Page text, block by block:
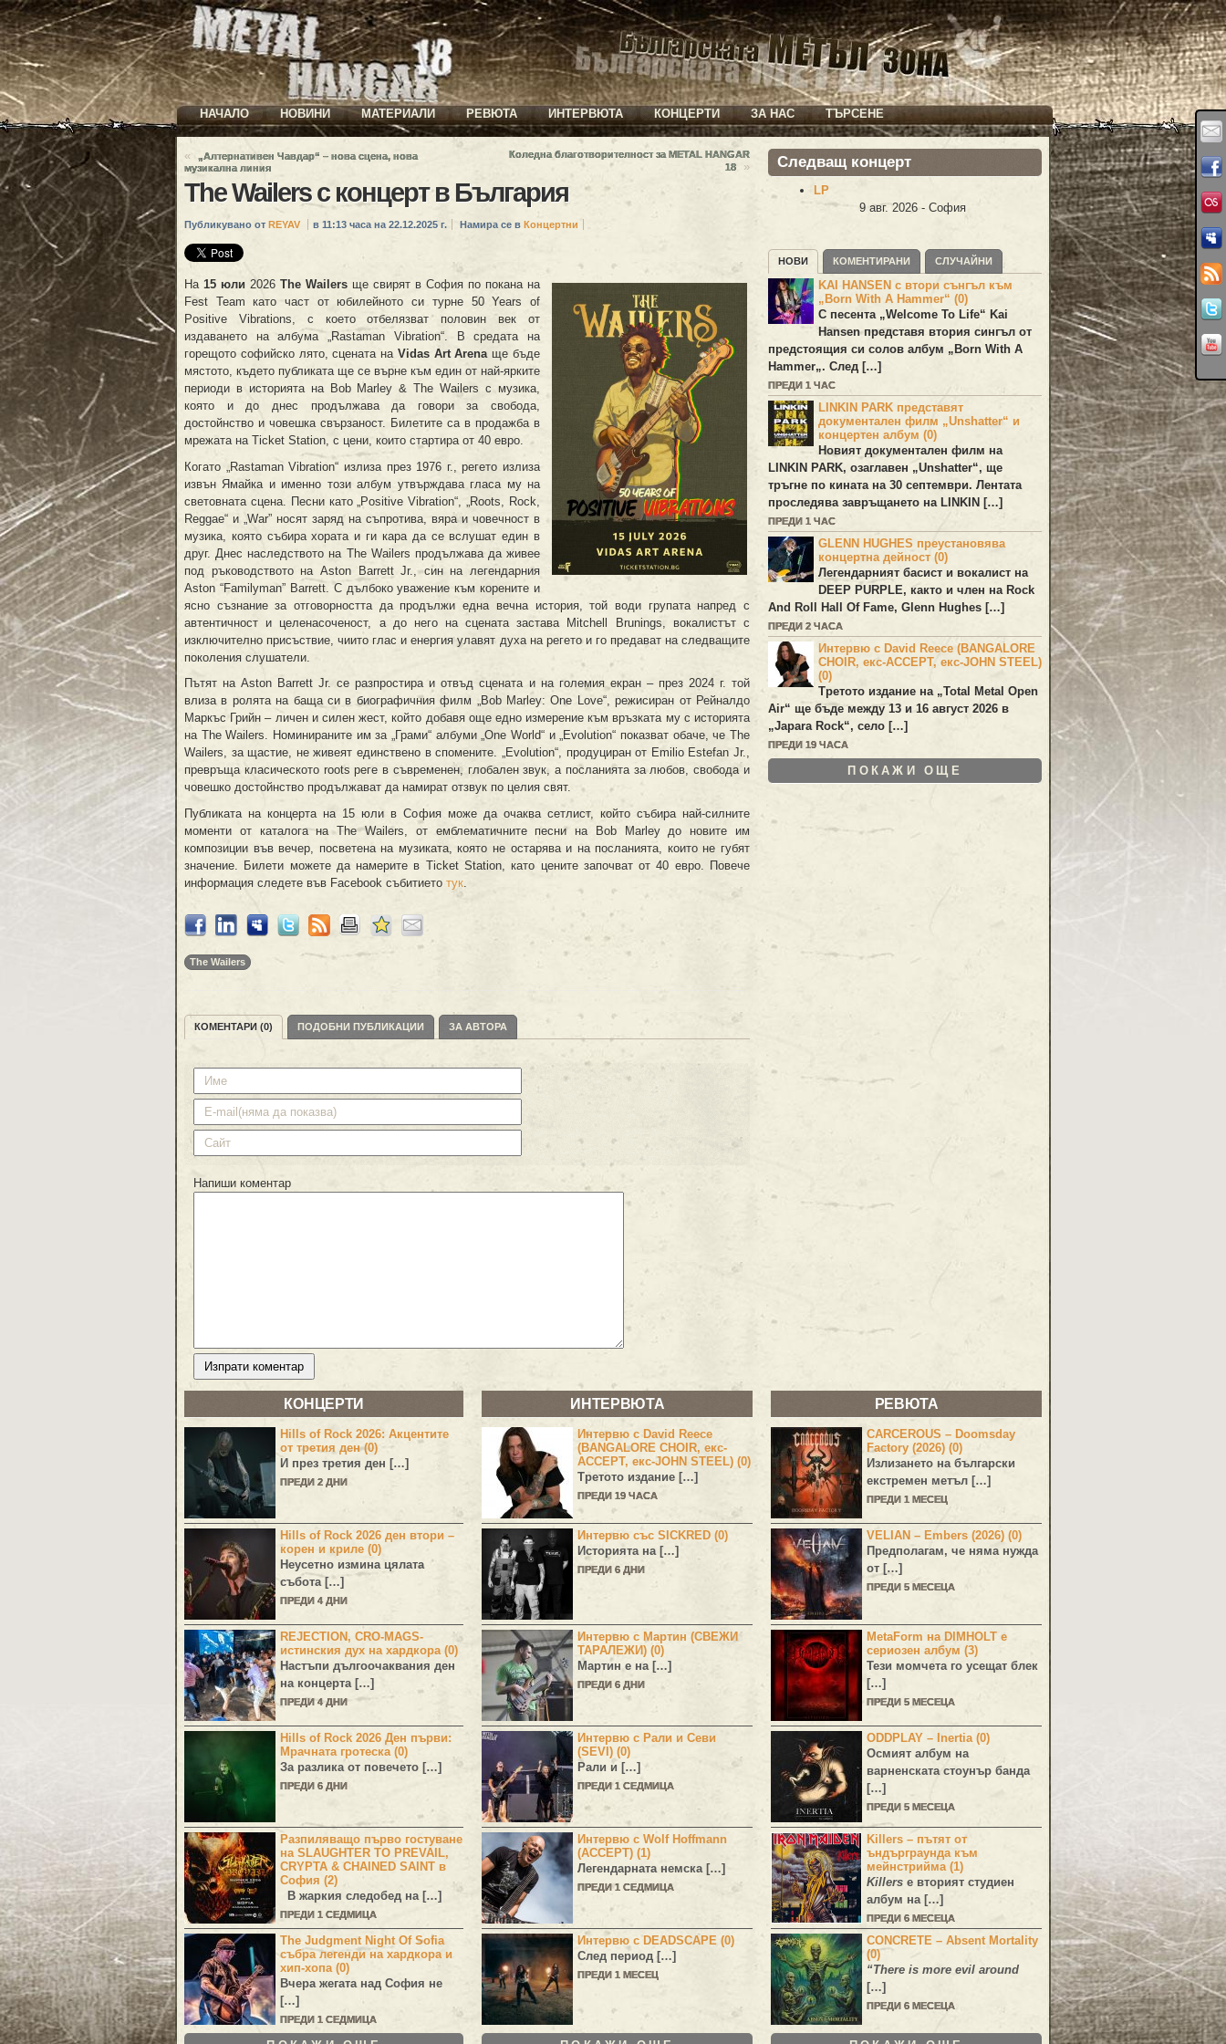
НАЧАЛО НОВИНИ МАТЕРИАЛИ РЕВЮТА ИНТЕРВЮТА КОНЦЕРТИ ЗА НАС ТЪРСЕНЕ
«
„Алтернативен Чавдар“ – нова сцена, нова
музикална линия
Коледна благотворителност за METAL HANGAR
18
»
The Wailers с концерт в България
Публикувано от REYAV в 11:13 часа на 22.12.2025 г. Намира се в Концертни
На 15 юли 2026 The Wailers ще свирят в София по покана на
Fest Team като част от юбилейното си турне 50 Years of
Positive Vibrations, с което отбелязват половин век от
издаването на албума „Rastaman Vibration“. В средата на
горещото софийско лято, сцената на Vidas Art Arena ще бъде
мястото, където публиката ще се върне към един от най-ярките
периоди в историята на Bob Marley & The Wailers с музика,
която и до днес продължава да говори за свобода,
достойнство и човешка свързаност. Билетите са в продажба в
мрежата на Ticket Station, с цени, които стартира от 40 евро.
Когато „Rastaman Vibration“ излиза през 1976 г., регето излиза
извън Ямайка и именно този албум утвърждава гласа му на
световната сцена. Песни като „Positive Vibration“, „Roots, Rock,
Reggae“ и „War” носят заряд на съпротива, вяра и човечност в
музика, която събира хората и ги кара да се вслушат един в
друг. Днес наследството на The Wailers продължава да живее
под ръководството на Aston Barrett Jr., син на легендарния
Aston “Familyman” Barrett. С дълбоко уважение към корените и
ясно съзнание за отговорността да продължи една вечна история, той води групата напред с
автентичност и целенасоченост, а до него на сцената застава Mitchell Brunings, вокалистът с
изключително присъствие, чиито глас и енергия улавят духа на регето и го предават на следващите
поколения слушатели.
Пътят на Aston Barrett Jr. се разпростира и отвъд сцената и на големия екран – през 2024 г. той
влиза в ролята на баща си в биографичния филм „Bob Marley: One Love“, режисиран от Рейналдо
Маркъс Грийн – личен и силен жест, който добавя още едно измерение към връзката му с историята
на The Wailers. Номинираните им за „Грами“ албуми „One World“ и „Evolution“ показват обаче, че The
Wailers, за щастие, не живеят единствено в спомените. „Evolution“, продуциран от Emilio Estefan Jr.,
превръща класическото roots реге в съвременен, глобален звук, а посланията за любов, свобода и
човешко достойнство продължават да намират отзвук по целия свят.
Публиката на концерта на 15 юли в София може да очаква сетлист, който събира най-силните
моменти от каталога на The Wailers, от емблематичните песни на Bob Marley до новите им
композиции във вечер, посветена на музиката, която не остарява и на посланията, които не губят
значение. Билети можете да намерите в Ticket Station, като цените започват от 40 евро. Повече
информация следете във Facebook събитието тук.
The Wailers
КОМЕНТАРИ (0) ПОДОБНИ ПУБЛИКАЦИИ ЗА АВТОРА
Напиши коментар
Следващ концерт
LP
9 авг. 2026 - София
НОВИ КОМЕНТИРАНИ СЛУЧАЙНИ
KAI HANSEN с втори сънгъл към
„Born With A Hammer“ (0)
С песента „Welcome To Life“ Kai
Hansenпредставя втория сингъл от
предстоящия си солов албум „ Born With A
Hammer„. След […]
ПРЕДИ 1 ЧАС
LINKIN PARK представят
документален филм „Unshatter“ и
концертен албум (0)
Новият документален филм на
LINKIN PARK, озаглавен „Unshatter“, ще
тръгне по кината на 30 септември. Лентата
проследява завръщането наLINKIN […]
ПРЕДИ 1 ЧАС
GLENN HUGHES преустановява
концертна дейност (0)
Легендарният басист и вокалист на
DEEP PURPLE, както и член на Rock
And Roll Hall Of Fame, Glenn Hughes […]
ПРЕДИ 2 ЧАСА
Интервю с David Reece (BANGALORE
CHOIR, екс-ACCEPT, екс-JOHN STEEL)
(0)
Третото издание на „Total Metal Open
Air“ ще бъде между 13 и 16 август 2026 в
„Japara Rock“, село […]
ПРЕДИ 19 ЧАСА
ПОКАЖИ ОЩЕ
КОНЦЕРТИ
Hills of Rock 2026: Акцентите
от третия ден (0)
И през третия ден […]
ПРЕДИ 2 ДНИ
Hills of Rock 2026 ден втори –
корен и криле (0)
Неусетно измина цялата
събота […]
ПРЕДИ 4 ДНИ
REJECTION, CRO-MAGS-
истинския дух на хардкора (0)
Настъпи дългоочаквания ден
на концерта […]
ПРЕДИ 4 ДНИ
Hills of Rock 2026 Ден първи:
Мрачната гротеска (0)
За разлика от повечето […]
ПРЕДИ 6 ДНИ
Разпиляващо първо гостуване
на SLAUGHTER TO PREVAIL,
CRYPTA & CHAINED SAINT в
София (2)
В жаркия следобед на […]
ПРЕДИ 1 СЕДМИЦА
The Judgment Night Of Sofia
събра легенди на хардкора и
хип-хопа (0)
Вчера жегата над София не
[…]
ПРЕДИ 1 СЕДМИЦА
ИНТЕРВЮТА
Интервю с David Reece
(BANGALORE CHOIR, екс-
ACCEPT, екс-JOHN STEEL) (0)
Третото издание […]
ПРЕДИ 19 ЧАСА
Интервю със SICKRED (0)
Историята на […]
ПРЕДИ 6 ДНИ
Интервю с Мартин (СВЕЖИ
ТАРАЛЕЖИ) (0)
Мартин е на […]
ПРЕДИ 6 ДНИ
Интервю с Рали и Севи
(SEVI) (0)
Рали и […]
ПРЕДИ 1 СЕДМИЦА
Интервю с Wolf Hoffmann
(ACCEPT) (1)
Легендарната немска […]
ПРЕДИ 1 СЕДМИЦА
Интервю с DEADSCAPE (0)
След период […]
ПРЕДИ 1 МЕСЕЦ
РЕВЮТА
CARCEROUS – Doomsday
Factory (2026) (0)
Излизането на български
екстремен метъл […]
ПРЕДИ 1 МЕСЕЦ
VELIAN – Embers (2026) (0)
Предполагам, че няма нужда
от […]
ПРЕДИ 5 МЕСЕЦА
MetaForm на DIMHOLT е
сериозен албум (3)
Тези момчета го усещат блек
[…]
ПРЕДИ 5 МЕСЕЦА
ODDPLAY – Inertia (0)
Осмият албум на
варненската стоунър банда
[…]
ПРЕДИ 5 МЕСЕЦА
Killers – пътят от
ъндърграунда към
мейнстрийма (1)
Killers е вторият студиен
албум на […]
ПРЕДИ 6 МЕСЕЦА
CONCRETE – Absent Mortality
(0)
“There is more evil around
[…]
ПРЕДИ 6 МЕСЕЦА